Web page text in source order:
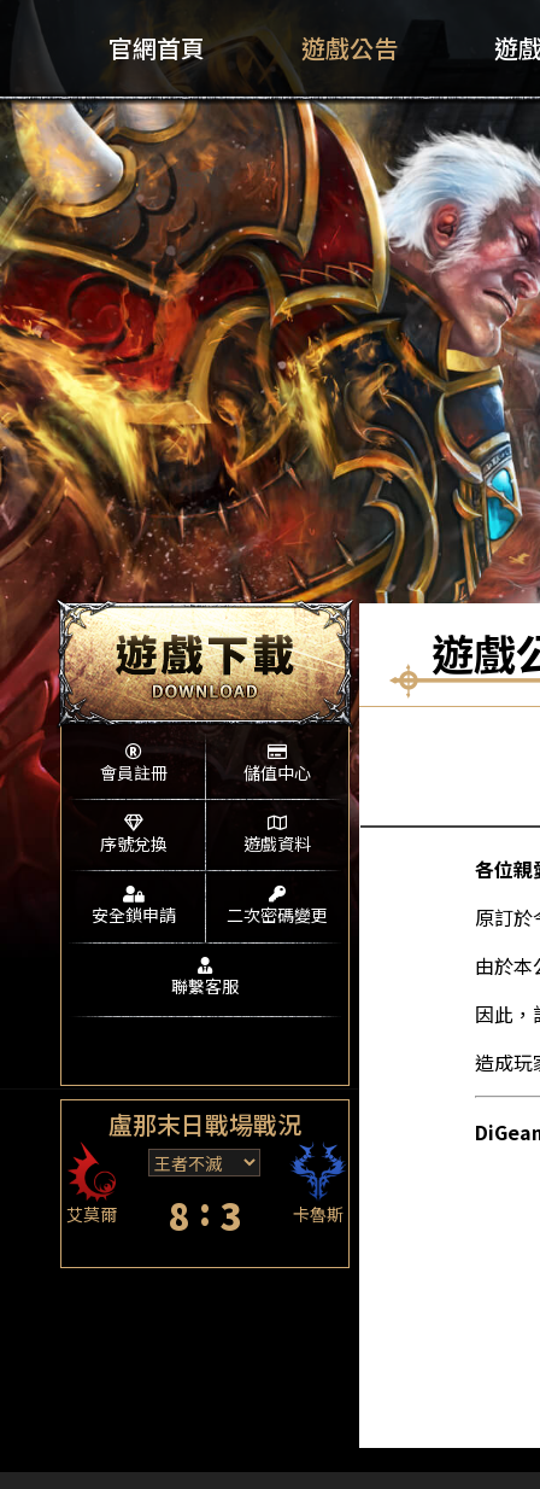
官網首頁 遊戲公告 遊
會員註冊 儲值中心
序號兌換 遊戲資料
安全鎖申請 二次密碼變更
聯繫客服
盧那末日戰場戰況
艾莫爾 8 : 3 卡魯斯
遊戲
各位親
原訂於
由於
因此，
造成玩